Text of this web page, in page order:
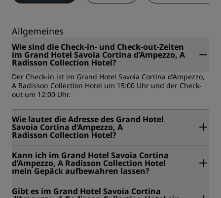
Allgemeines
Wie sind die Check-in- und Check-out-Zeiten
im Grand Hotel Savoia Cortina d’Ampezzo, A
Radisson Collection Hotel?
Der Check-in ist im Grand Hotel Savoia Cortina d’Ampezzo,
A Radisson Collection Hotel um 15:00 Uhr und der Check-
out um 12:00 Uhr.
Wie lautet die Adresse des Grand Hotel
Savoia Cortina d’Ampezzo, A
Radisson Collection Hotel?
Radisson Collection Hotel lautet Via Roma 62, Cortina
d’Ampezzo, Italien.
Kann ich im Grand Hotel Savoia Cortina
d’Ampezzo, A Radisson Collection Hotel
mein Gepäck aufbewahren lassen?
Radisson Collection Hotel ist Gepäckaufbewahrung
Gibt es im Grand Hotel Savoia Cortina